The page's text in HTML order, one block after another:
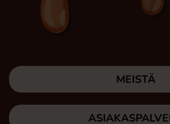
MEISTÄ